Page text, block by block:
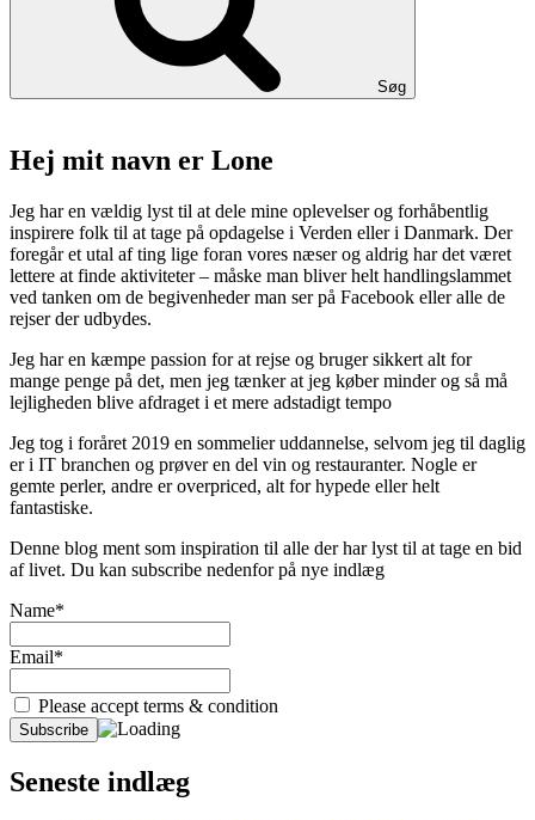
Søg
Hej mit navn er Lone
Jeg har en vældig lyst til at dele mine oplevelser og forhåbentlig
inspirere folk til at tage på opdagelse i Verden eller i Danmark. Der
foregår et utal af ting lige foran vores næser og aldrig har det været
lettere at finde aktiviteter – måske man bliver helt handlingslammet
ved tanken om de begivenheder man ser på Facebook eller alle de
rejser der udbydes.
Jeg har en kæmpe passion for at rejse og bruger sikkert alt for
mange penge på det, men jeg tænker at jeg køber minder og så må
lejligheden blive afdraget i et mere adstadigt tempo
Jeg tog i foråret 2019 en sommelier uddannelse, selvom jeg til daglig
er i IT branchen og prøver en del vin og restauranter. Nogle er
gemte perler, andre er overpriced, alt for hypede eller helt
fantastiske.
Denne blog ment som inspiration til alle der har lyst til at tage en bid
af livet. Du kan subscribe nedenfor på nye indlæg
Name*
Email*
Please accept terms & condition
Seneste indlæg